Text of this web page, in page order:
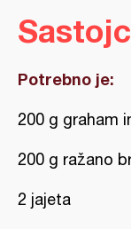
Potrebno je:
200 g graham
200 g ražano
2 jajeta